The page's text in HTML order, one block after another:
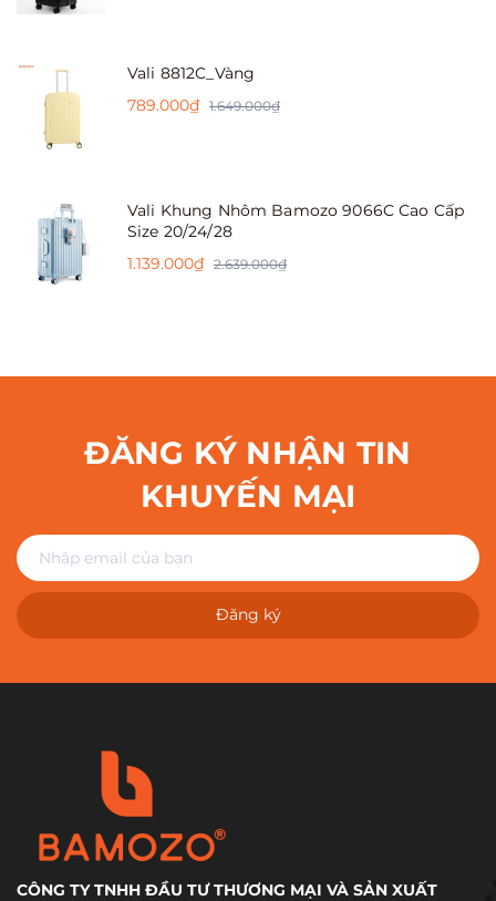
Vali 8812C_Vàng
789.000₫ 1.649.000₫
Vali Khung Nhôm Bamozo 9066C Cao Cấp
Size 20/24/28
1.139.000₫ 2.639.000₫
ĐĂNG KÝ NHẬN TIN
KHUYẾN MẠI
Đăng ký
CÔNG TY TNHH ĐẦU TƯ THƯƠNG MẠI VÀ SẢN XUẤT